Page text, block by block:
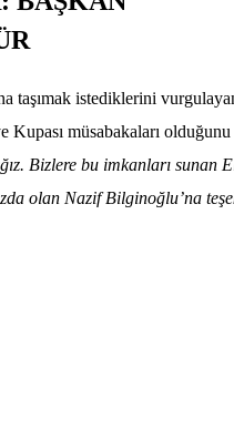
taşımak istediklerini
müsabakaları
Bizlere bu imkanları sunan
olan Nazif Bilginoğlu’na